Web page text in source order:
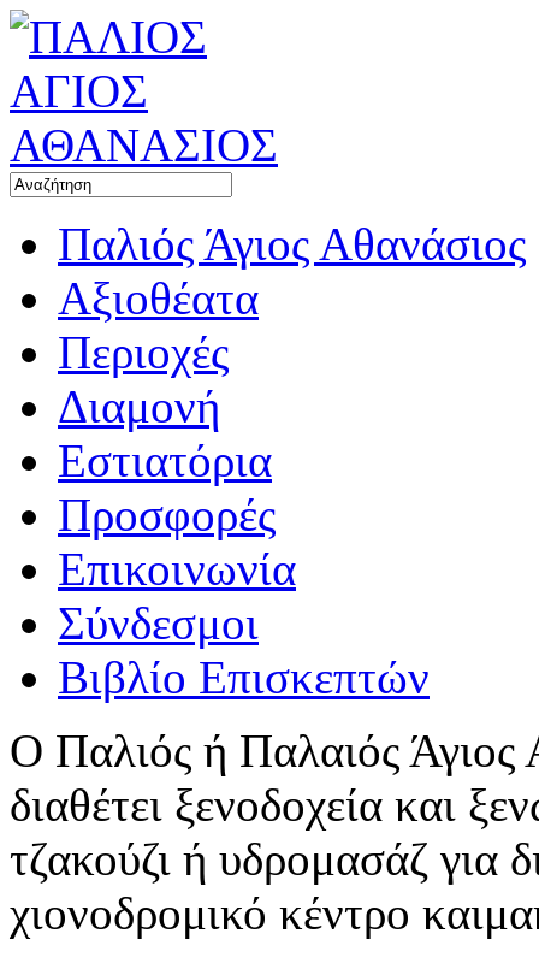
Παλιός Άγιος Αθανάσιος
Αξιοθέατα
Περιοχές
Διαμονή
Εστιατόρια
Προσφορές
Επικοινωνία
Σύνδεσμοι
Βιβλίο Επισκεπτών
Ο Παλιός ή Παλαιός
διαθέτει ξενοδοχεία και
τζακούζι ή υδρομασάζ για
χιονοδρομικό κέντρο